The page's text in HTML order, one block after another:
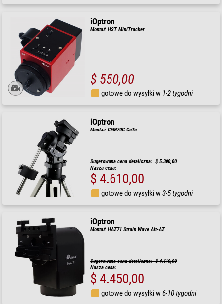
iOptron
Montaż HST MiniTracker
$ 550,00
gotowe do wysyłki w 1-2 tygodni
iOptron
Montaż CEM70G GoTo
Sugerowana cena detaliczna: $ 5.300,00
Nasza cena:
$ 4.610,00
gotowe do wysyłki w3-5 tygodni
iOptron
Montaż HAZ71 Strain Wave Alt-AZ
Sugerowana cena detaliczna: $ 4.610,00
Nasza cena:
$ 4.450,00
gotowe do wysyłki w6-10 tygodni